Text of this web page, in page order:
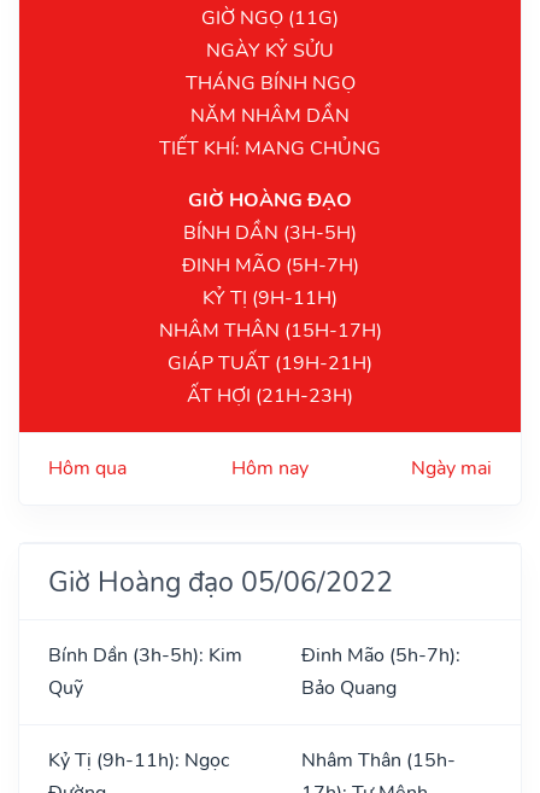
GIỜ NGỌ (11G)
NGÀY KỶ SỬU
THÁNG BÍNH NGỌ
NĂM NHÂM DẦN
TIẾT KHÍ: MANG CHỦNG
GIỜ HOÀNG ĐẠO
BÍNH DẦN (3H-5H)
ĐINH MÃO (5H-7H)
KỶ TỊ (9H-11H)
NHÂM THÂN (15H-17H)
GIÁP TUẤT (19H-21H)
ẤT HỢI (21H-23H)
Hôm qua Hôm nay Ngày mai
Giờ Hoàng đạo 05/06/2022
Bính Dần (3h-5h): Kim
Quỹ
Đinh Mão (5h-7h):
Bảo Quang
Kỷ Tị (9h-11h): Ngọc
Nhâm Thân (15h-